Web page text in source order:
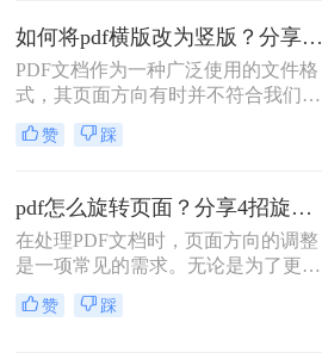
法，帮助您轻松将PDF横向页面转换
为竖向页面并保存。
如何将pdf横版改为竖版？分享二种pdf方向调整方法！
PDF文档作为一种广泛使用的文件格
式，其页面方向有时并不符合我们的
需求。特别是在需要将横版页面转换
为竖版页面时，掌握如何将pdf横版改
种常见且实用的方法，帮助您轻松实
现PDF横版到竖版的转换。
赞 踩
pdf怎么旋转页面？分享4招旋转方法，简单易上手!
在处理PDF文档时，页面方向的调整
是一项常见的需求。无论是为了更舒
适的阅读体验，还是为了满足特定的
打印要求，旋转PDF页面都是一项必
赞 踩